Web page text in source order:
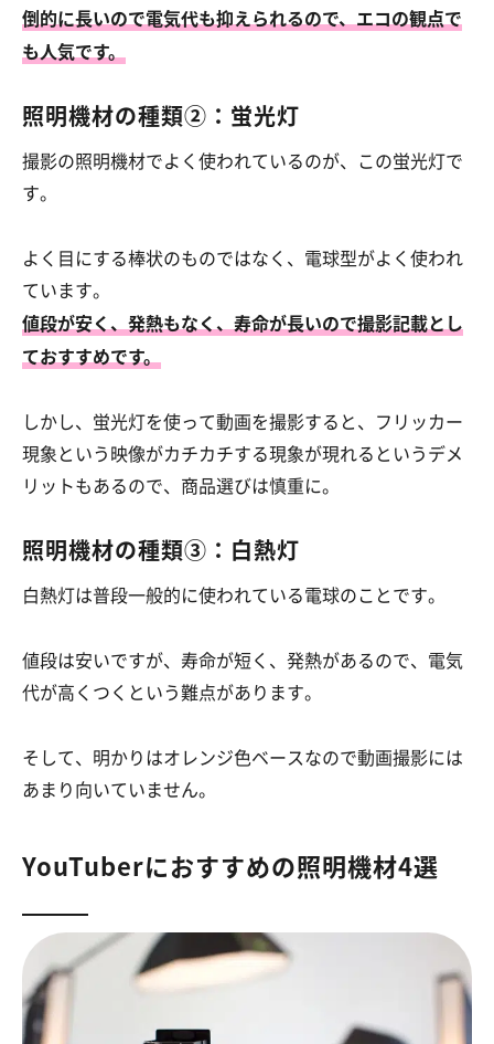
倒的に長いので電気代も抑えられるので、エコの観点で
も人気です。
照明機材の種類②：蛍光灯
撮影の照明機材でよく使われているのが、この蛍光灯で
す。
よく目にする棒状のものではなく、電球型がよく使われ
ています。
値段が安く、発熱もなく、寿命が長いので撮影記載とし
ておすすめです。
しかし、蛍光灯を使って動画を撮影すると、フリッカー
現象という映像がカチカチする現象が現れるというデメ
リットもあるので、商品選びは慎重に。
照明機材の種類③：白熱灯
白熱灯は普段一般的に使われている電球のことです。
値段は安いですが、寿命が短く、発熱があるので、電気
代が高くつくという難点があります。
そして、明かりはオレンジ色ベースなので動画撮影には
あまり向いていません。
YouTuberにおすすめの照明機材4選